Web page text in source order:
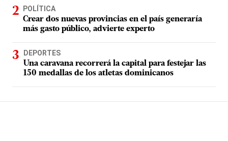
POLÍTICA
Crear dos nuevas provincias en el país generaría
más gasto público, advierte experto
DEPORTES
Una caravana recorrerá la capital para festejar las
150 medallas de los atletas dominicanos